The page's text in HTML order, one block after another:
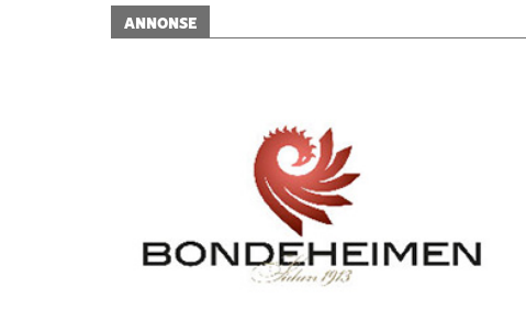
ANNONSE